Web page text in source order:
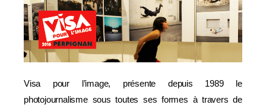
Visa pour l’image, présente depuis 1989 le
photojournalisme sous toutes ses formes à travers de